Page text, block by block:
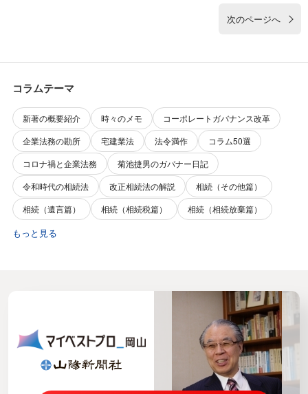
次のページへ
コラムテーマ
新著の概要紹介 時々のメモ
コーポレートガバナンス改革
企業法務の勘所
宅建業法 法令満作
コラム50選
コロナ禍と企業法務
菊池捷男のガバナー日記
令和時代の相続法
改正相続法の解説
相続（その他篇）
相続（遺言篇）
相続（相続税篇） 相続（相続放棄篇）
もっと見る